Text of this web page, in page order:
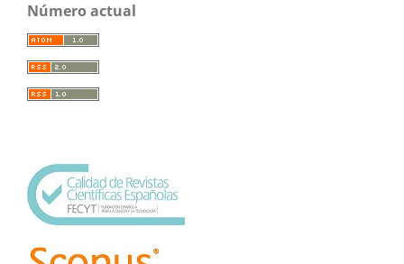
Número actual